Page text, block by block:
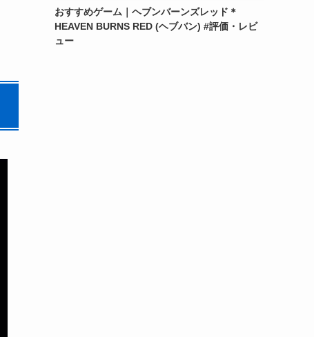
おすすめゲーム｜ヘブンバーンズレッド＊
HEAVEN BURNS RED (ヘブバン) #評価・レビ
ュー